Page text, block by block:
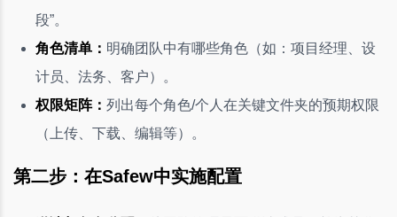
段”。
角色清单： 明确团队中有哪些角色（如：项目经理、设
计员、法务、客户）。
权限矩阵： 列出每个角色/个人在关键文件夹的预期权限
（上传、下载、编辑等）。
第二步：在Safew中实施配置